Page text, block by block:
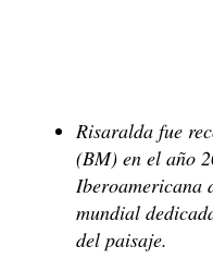
Risaralda fue
(BM) en el año
Iberoamericana
mundial
del paisaje.